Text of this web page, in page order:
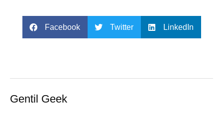
Facebook Twitter LinkedIn
Gentil Geek